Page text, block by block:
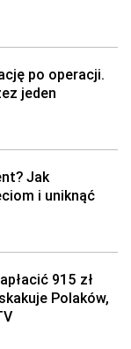
po operacji.
jeden
Jak
i uniknąć
915 zł
Polaków,